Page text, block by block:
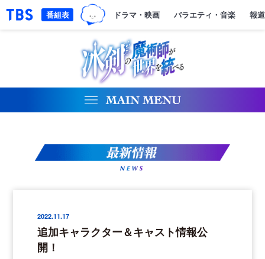
「TBSテレビ｜ときめくときを。」トップページ
ドラマ・映画 バラエティ・音楽 報
番組表
2022.11.17
追加キャラクター＆キャスト情報公
開！